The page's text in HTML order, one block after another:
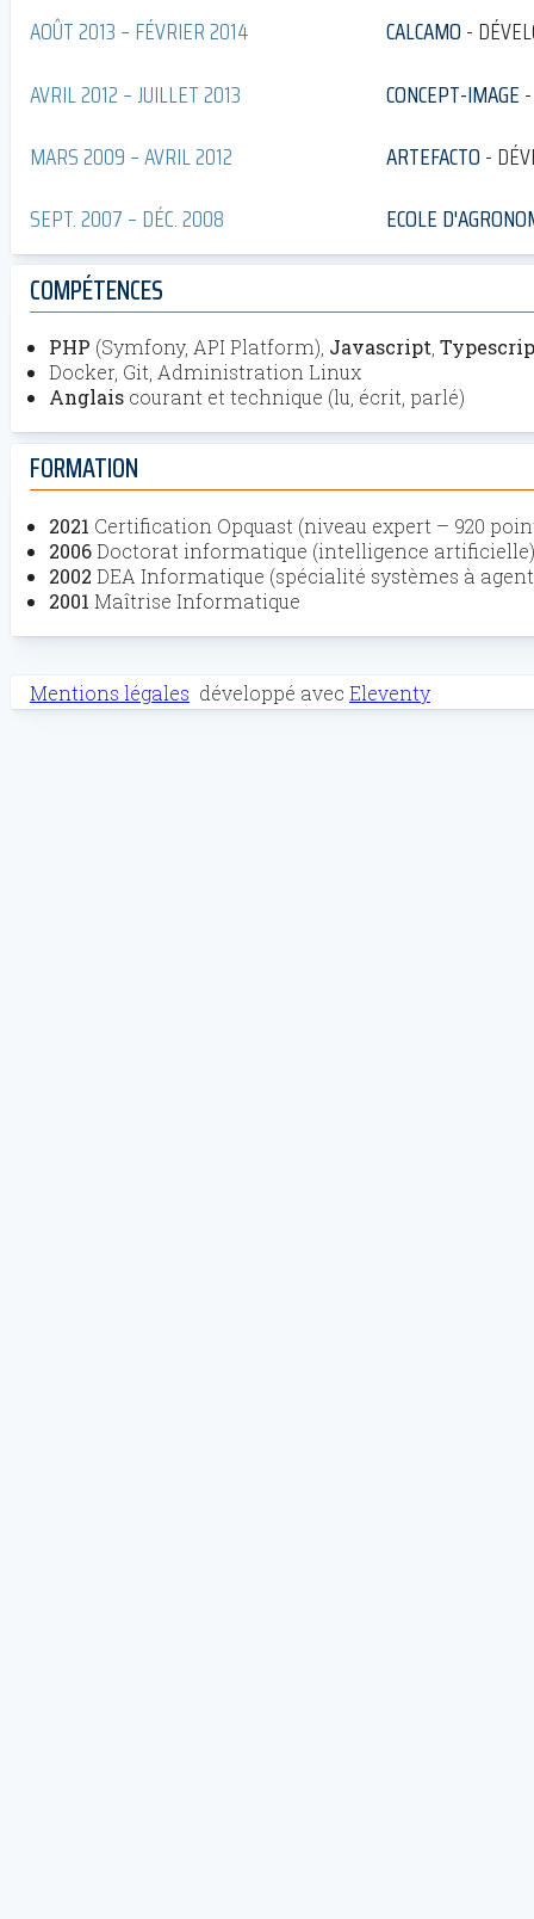
AOÛT 2013 – FÉVRIER 2014 CALCAMO
AVRIL 2012 – JUILLET 2013
CONCEPT-IMAGE
MARS 2009 – AVRIL 2012
ARTEFACTO
SEPT. 2007 – DÉC. 2008
ECOLE
COMPÉTENCES
PHP (Symfony, API Platform), Javascript,
Docker, Git, Administration Linux
Anglaiscourant et technique (lu, écrit, parlé)
FORMATION
2021 Certification Opquast (niveau expert – 920
2006Doctorat informatique (intelligence artificielle)
2002 DEA Informatique (spécialité systèmes à
2001 Maîtrise Informatique
Mentions légales développé avec Eleventy